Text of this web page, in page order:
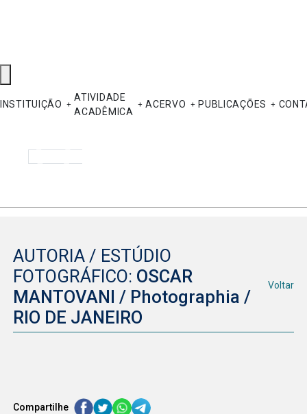
INSTITUIÇÃO
ATIVIDADE
ACADÊMICA
ACERVO PUBLICAÇÕES
AUTORIA / ESTÚDIO
FOTOGRÁFICO: OSCAR
MANTOVANI / Photographia /
RIO DE JANEIRO
Voltar
Compartilhe